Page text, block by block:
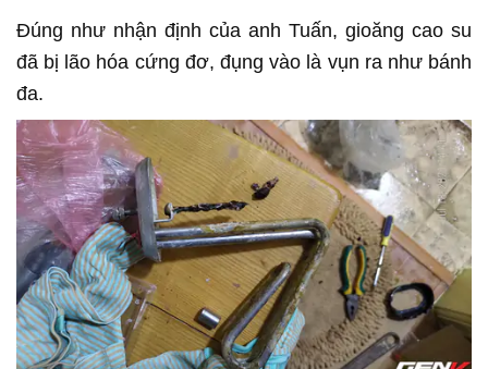
Đúng như nhận định của anh Tuấn, gioăng cao su
đã bị lão hóa cứng đơ, đụng vào là vụn ra như bánh
đa.